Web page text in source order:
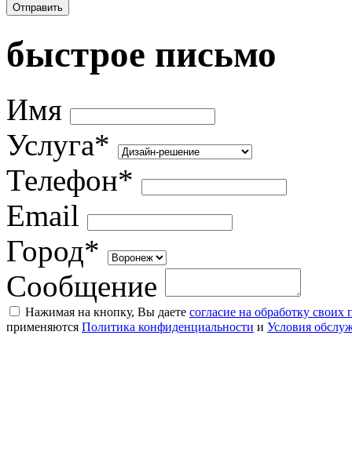
Отправить
быстрое письмо
Имя
Услуга*
Телефон*
Email
Город*
Сообщение
Нажимая на кнопку, Вы даете согласие на обработку
применяются Политика конфиденциальности и Условия